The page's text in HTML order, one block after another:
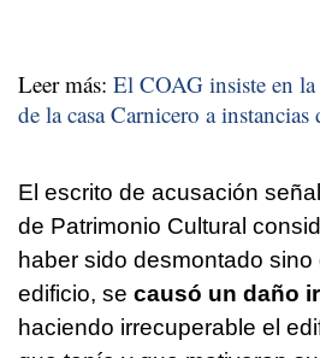
Leer más: El COAG insiste en
de la casa Carnicero a
El escrito de acusación
de Patrimonio Cultural
haber sido desmontado sino
edificio, se causó un daño
haciendo irrecuperable el